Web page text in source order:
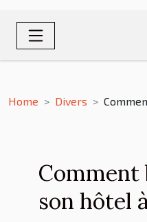
Home Divers
Comment
son hôtel